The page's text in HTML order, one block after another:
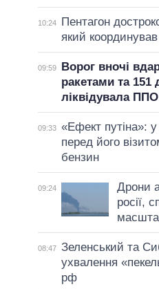
10:24
Пентагон
який
09:59
Ворог вночі
ракетами та 151
ліквідувала ППО
09:33 «Ефект путіна»: у
перед його
бензин
09:24
Дрони
росії,
08:47 Зеленський та
ухвалення
рф